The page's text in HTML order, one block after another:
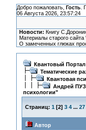
Добро пожаловать, Гость.
06 Августа 2026, 23:57:24
Новости: Книгу
Материалы старого
О замеченных глюках
Квантовый Портал
Тематические
Квантовая
Андрей
психологии"
Страниц: 1 [2] 3 4 ... 27
Автор